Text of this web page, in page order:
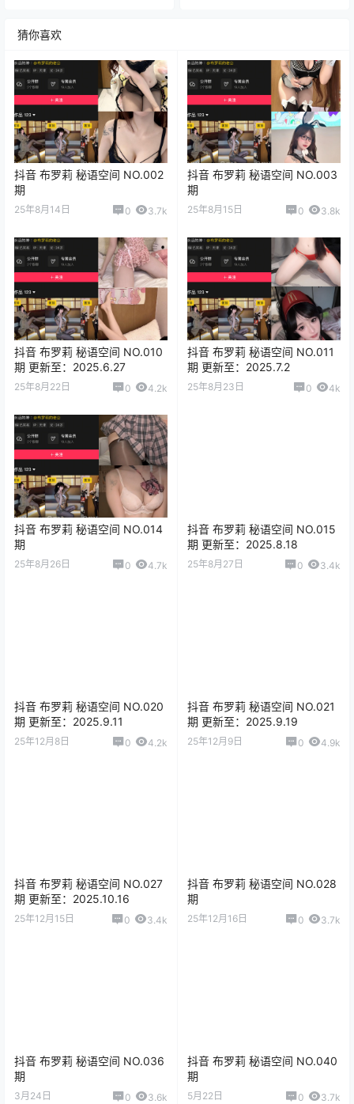
猜你喜欢
抖音 布罗莉 秘语空间 NO.002
期
25年8月14日 0 3.7k
抖音 布罗莉 秘语空间 NO.003
期
25年8月15日 0 3.8k
抖音 布罗莉 秘语空间 NO.010
期 更新至：2025.6.27
25年8月22日 0 4.2k
抖音 布罗莉 秘语空间 NO.011
期 更新至：2025.7.2
25年8月23日 0 4k
抖音 布罗莉 秘语空间 NO.014
期
25年8月26日 0 4.7k
抖音 布罗莉 秘语空间 NO.015
期 更新至：2025.8.18
25年8月27日 0 3.4k
抖音 布罗莉 秘语空间 NO.020
期 更新至：2025.9.11
25年12月8日 0 4.2k
抖音 布罗莉 秘语空间 NO.021
期 更新至：2025.9.19
25年12月9日 0 4.9k
抖音 布罗莉 秘语空间 NO.027
期 更新至：2025.10.16
25年12月15日 0 3.4k
抖音 布罗莉 秘语空间 NO.028
期
25年12月16日 0 3.7k
抖音 布罗莉 秘语空间 NO.036
期
3月24日 0 3.6k
抖音 布罗莉 秘语空间 NO.040
期
5月22日 0 3.7k